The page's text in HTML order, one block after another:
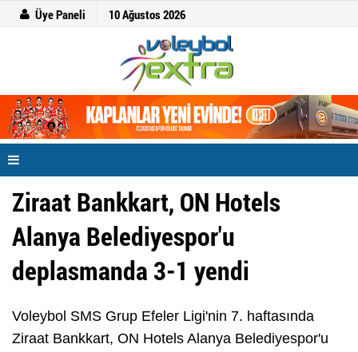
Üye Paneli 10 Ağustos 2026
Ziraat Bankkart, ON Hotels
Alanya Belediyespor'u
deplasmanda 3-1 yendi
Voleybol SMS Grup Efeler Ligi'nin 7. haftasında
Ziraat Bankkart, ON Hotels Alanya Belediyespor'u